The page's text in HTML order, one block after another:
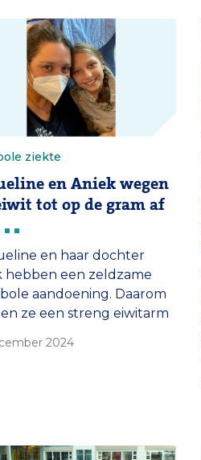
ziekte
en Aniek wegen
tot op de gram af
en haar dochter
hebben een zeldzame
aandoening. Daarom
ze een streng eiwitarm
in het ziekenhuis. Een
te ontdekken.’
2024